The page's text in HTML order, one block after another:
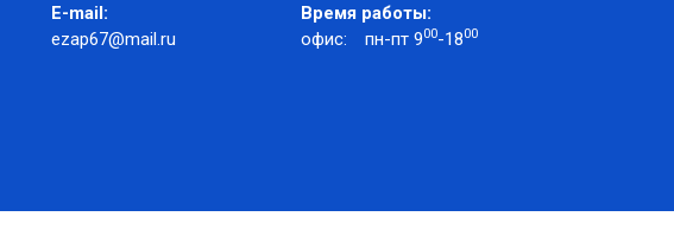
E-mail:
ezap67@mail.ru
Время работы:
офис:
пн-пт 900-1800